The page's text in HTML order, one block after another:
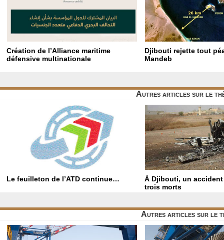
Création de l’Alliance maritime
défensive multinationale
Djibouti rejette tout
Mandeb
Autres articles sur le
Le feuilleton de l’ATD continue…
À Djibouti, un accident
trois morts
Autres articles sur le